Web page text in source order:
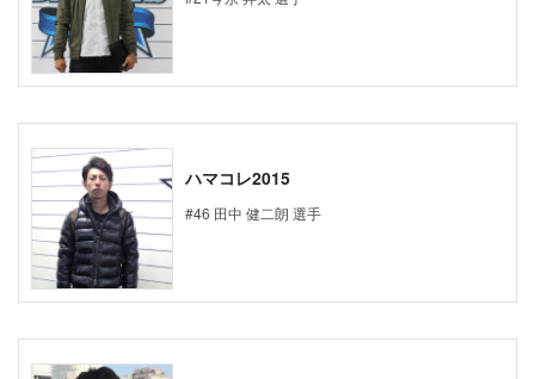
ハマコレ2015
#46 田中 健二朗 選手